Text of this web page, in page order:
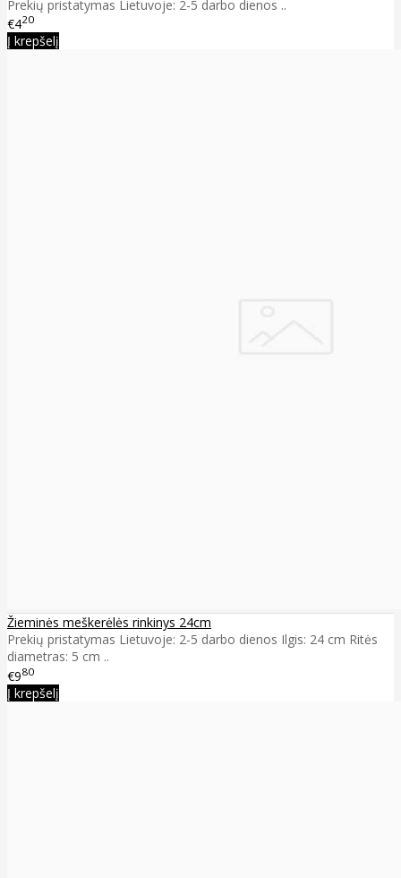
Prekių pristatymas Lietuvoje: 2-5 darbo dienos ..
€420
Į krepšelį
Žieminės meškerėlės rinkinys 24cm
Prekių pristatymas Lietuvoje: 2-5 darbo dienos Ilgis: 24 cm Ritės
diametras: 5 cm ..
€980
Į krepšelį